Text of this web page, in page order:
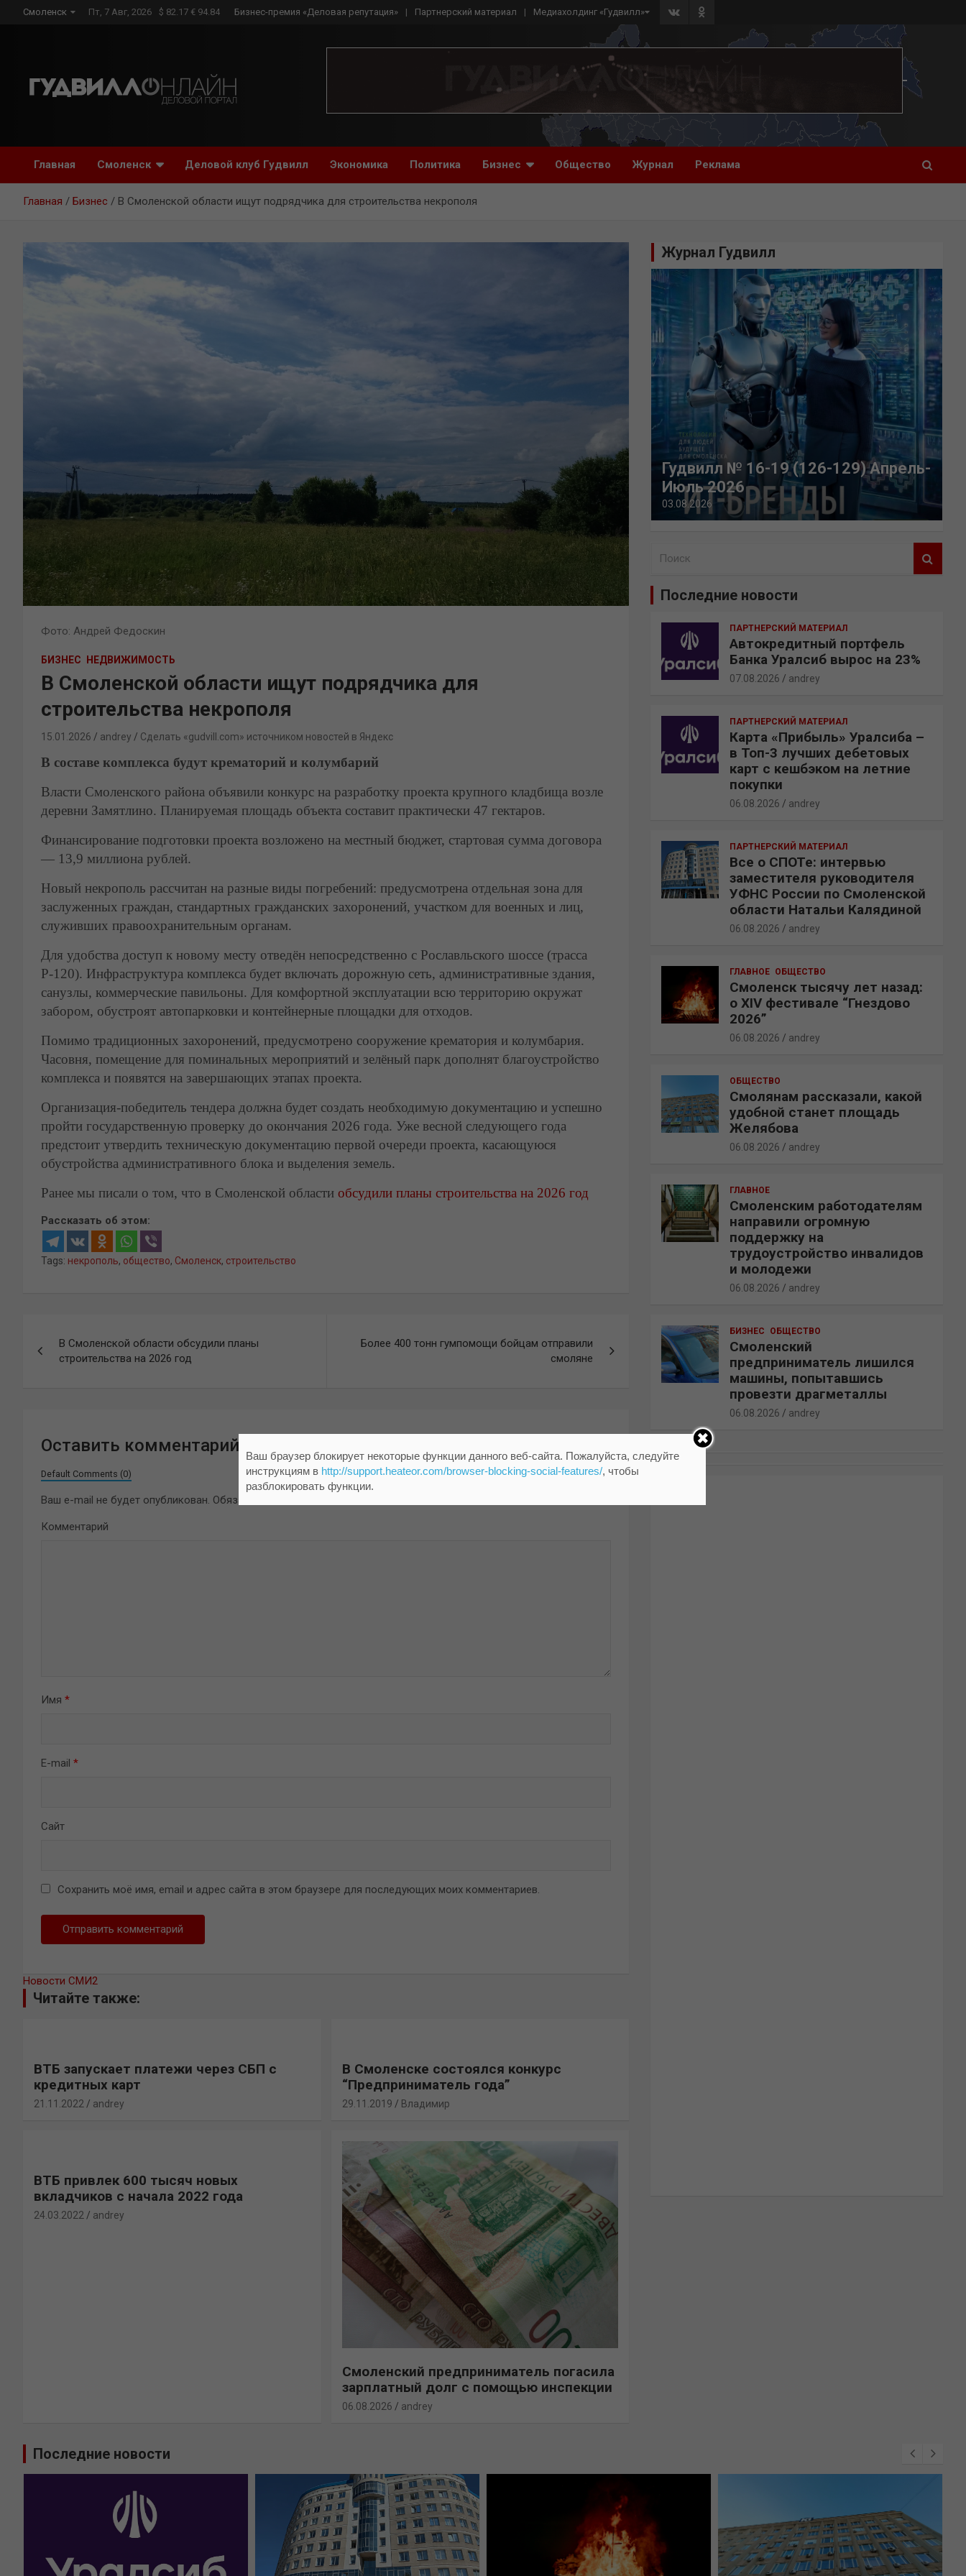
Смоленск Пт, 7 Авг, 2026 $ 82.17 € 94.84 Бизнес-премия «Деловая репутация» Партнерский материал Медиахолдинг «Гудвилл»
Главная Смоленск Деловой клуб Гудвилл Экономика Политика Бизнес Общество Журнал Реклама
Главная Бизнес В Смоленской области ищут подрядчика для строительства некрополя
Фото: Андрей Федоскин
БИЗНЕС НЕДВИЖИМОСТЬ
В Смоленской области ищут подрядчика для
строительства некрополя
15.01.2026 andrey Сделать «gudvill.com» источником новостей в Яндекс
В составе комплекса будут крематорий и колумбарий
Власти Смоленского района объявили конкурс на разработку проекта крупного кладбища возле
деревни Замятлино. Планируемая площадь объекта составит практически 47 гектаров.
Финансирование подготовки проекта возложено на местный бюджет, стартовая сумма договора
— 13,9 миллиона рублей.
Новый некрополь рассчитан на разные виды погребений: предусмотрена отдельная зона для
заслуженных граждан, стандартных гражданских захоронений, участком для военных и лиц,
служивших правоохранительным органам.
Для удобства доступ к новому месту отведён непосредственно с Рославльского шоссе (трасса
Р-120). Инфраструктура комплекса будет включать дорожную сеть, административные здания,
санузлы, коммерческие павильоны. Для комфортной эксплуатации всю территорию окружат
забором, обустроят автопарковки и контейнерные площадки для отходов.
Помимо традиционных захоронений, предусмотрено сооружение крематория и колумбария.
Часовня, помещение для поминальных мероприятий и зелёный парк дополнят благоустройство
комплекса и появятся на завершающих этапах проекта.
Организация-победитель тендера должна будет создать необходимую документацию и успешно
пройти государственную проверку до окончания 2026 года. Уже весной следующего года
предстоит утвердить техническую документацию первой очереди проекта, касающуюся
обустройства административного блока и выделения земель.
Ранее мы писали о том, что в Смоленской области обсудили планы строительства на 2026 год
Рассказать об этом:
Tags: некрополь, общество, Смоленск, строительство
по
В Смоленской области обсудили планы
строительства на 2026 год
Более 400 тонн гумпомощи бойцам отправили
смоляне
Оставить комментарий
Default Comments (0)
Ваш e-mail не будет опубликован. Обязательные поля помечены
Комментарий
Имя *
E-mail *
Сайт
Сохранить моё имя, email и адрес сайта в этом браузере для последующих моих комментариев.
Новости СМИ2
Читайте также:
ВТБ запускает платежи через СБП с
кредитных карт
21.11.2022 andrey
В Смоленске состоялся конкурс
“Предприниматель года”
29.11.2019 Владимир
ВТБ привлек 600 тысяч новых
вкладчиков с начала 2022 года
24.03.2022 andrey
Смоленский предприниматель погасила
зарплатный долг с помощью инспекции
06.08.2026 andrey
Журнал Гудвилл
Гудвилл № 16-19 (126-129) Апрель-
Июль 2026
03.08.2026
Последние новости
ПАРТНЕРСКИЙ МАТЕРИАЛ
Автокредитный портфель
Банка Уралсиб вырос на 23%
07.08.2026 andrey
ПАРТНЕРСКИЙ МАТЕРИАЛ
Карта «Прибыль» Уралсиба –
в Топ-3 лучших дебетовых
карт с кешбэком на летние
покупки
06.08.2026 andrey
ПАРТНЕРСКИЙ МАТЕРИАЛ
Все о СПОТе: интервью
заместителя руководителя
УФНС России по Смоленской
области Натальи Калядиной
06.08.2026 andrey
ГЛАВНОЕ ОБЩЕСТВО
Смоленск тысячу лет назад:
о XIV фестивале “Гнездово
2026”
06.08.2026 andrey
ОБЩЕСТВО
Смолянам рассказали, какой
удобной станет площадь
Желябова
06.08.2026 andrey
ГЛАВНОЕ
Смоленским работодателям
направили огромную
поддержку на
трудоустройство инвалидов
и молодежи
06.08.2026 andrey
БИЗНЕС ОБЩЕСТВО
Смоленский
предприниматель лишился
машины, попытавшись
провезти драгметаллы
06.08.2026 andrey
Последние новости
Ваш браузер блокирует некоторые функции данного веб-сайта. Пожалуйста, следуйте
инструкциям в http://support.heateor.com/browser-blocking-social-features/, чтобы
разблокировать функции.